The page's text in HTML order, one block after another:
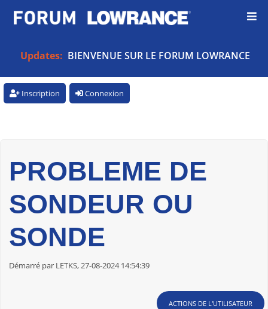
Updates: BIENVENUE SUR LE FORUM LOWRANCE
Inscription Connexion
PROBLEME DE
SONDEUR OU
SONDE
Démarré par LETKS, 27-08-2024 14:54:39
ACTIONS DE L'UTILISATEUR